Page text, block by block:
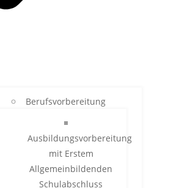
Berufsvorbereitung
Ausbildungsvorbereitung
mit Erstem
Allgemeinbildenden
Schulabschluss